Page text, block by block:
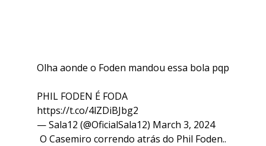
Olha aonde o Foden mandou essa bola pqp
PHIL FODEN É FODA
https://t.co/4lZDiBJbg2
— Sala12 (@OficialSala12) March 3, 2024
O Casemiro correndo atrás do Phil Foden..